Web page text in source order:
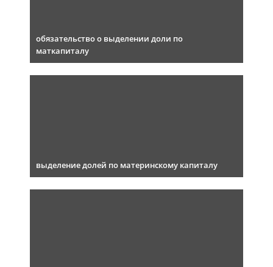
обязательство о выделении доли по
маткапиталу
выделение долей по материнскому капиталу